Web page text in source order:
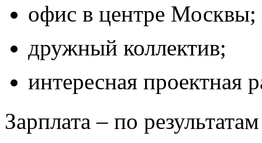
офис в центре Москвы;
дружный коллектив;
интересная проектная
Зарплата – по